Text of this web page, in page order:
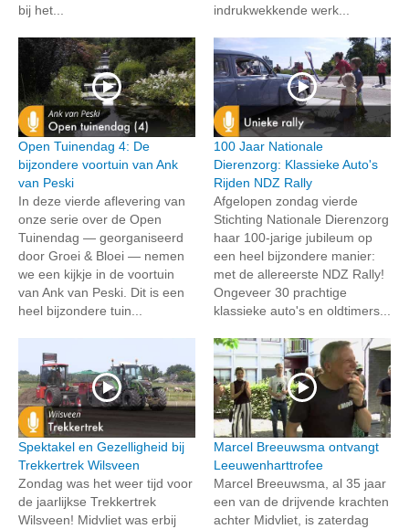
bij het...
indrukwekkende werk...
Open Tuinendag 4: De
bijzondere voortuin van Ank
van Peski
In deze vierde aflevering van
onze serie over de Open
Tuinendag — georganiseerd
door Groei & Bloei — nemen
we een kijkje in de voortuin
van Ank van Peski. Dit is een
heel bijzondere tuin...
100 Jaar Nationale
Dierenzorg: Klassieke Auto's
Rijden NDZ Rally
Afgelopen zondag vierde
Stichting Nationale Dierenzorg
haar 100-jarige jubileum op
een heel bijzondere manier:
met de allereerste NDZ Rally!
Ongeveer 30 prachtige
klassieke auto's en oldtimers...
Spektakel en Gezelligheid bij
Trekkertrek Wilsveen
Zondag was het weer tijd voor
de jaarlijkse Trekkertrek
Wilsveen! Midvliet was erbij
Marcel Breeuwsma ontvangt
Leeuwenharttrofee
Marcel Breeuwsma, al 35 jaar
een van de drijvende krachten
achter Midvliet, is zaterdag